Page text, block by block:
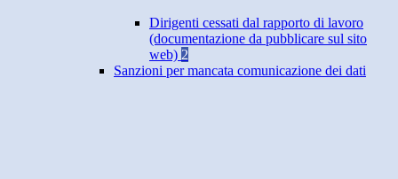
Dirigenti cessati dal rapporto di lavoro
(documentazione da pubblicare sul sito
web) 2
Sanzioni per mancata comunicazione dei dati